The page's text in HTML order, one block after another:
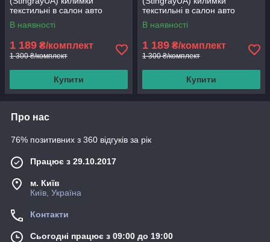
текстильні в салон авто
В наявності
1 189 ₴/комплект
1 300 ₴/комплект
Купити
текстильні в салон авто
В наявності
1 189 ₴/комплект
1 300 ₴/комплект
Купити
Про нас
76% позитивних з 360 відгуків за рік
Працює з 29.10.2017
м. Київ
Київ, Україна
Контакти
Сьогодні працює з 09:00 до 19:00